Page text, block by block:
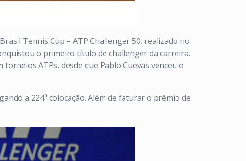
Tennis Cup – ATP Challenger 50, realizado no
o primeiro título de challenger da carreira.
ATPs, desde que Pablo Cuevas venceu o
a 224ª colocação. Além de faturar o prêmio de